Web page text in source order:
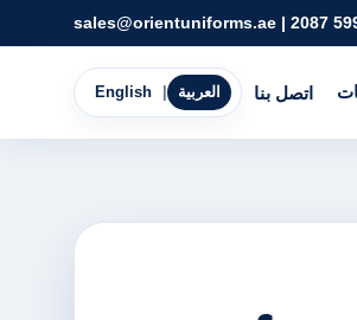
|
sales@orientuniforms.ae
اتصل بنا English العربية